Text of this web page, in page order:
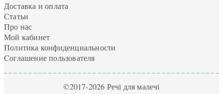
Доставка и оплата
Статьи
Про нас
Мой кабинет
Политика конфиденциальности
Cоглашение пользователя
©2017-2026 Речі для малечі